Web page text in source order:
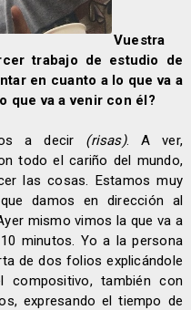
Vuestra
trabajo de estudio de
en cuanto a lo que va a
que va a venir con él?
a decir (risas). A ver,
todo el cariño del mundo,
las cosas. Estamos muy
damos en dirección al
mismo vimos la que va a
minutos. Yo a la persona
de dos folios explicándole
compositivo, también con
expresando el tiempo de